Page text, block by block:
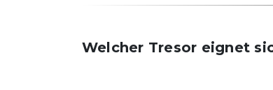
Welcher Tresor eignet